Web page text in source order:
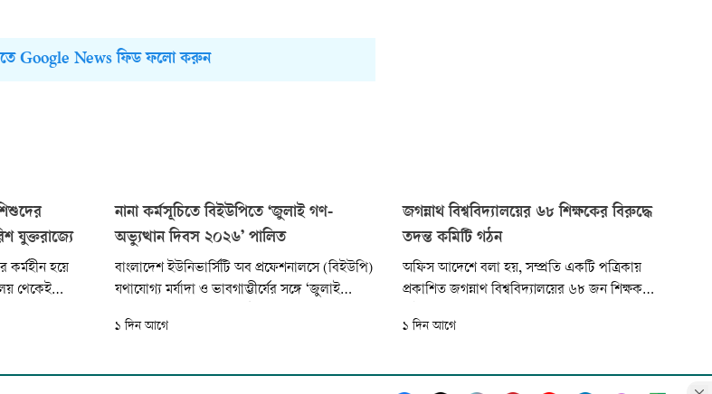
Google News ফিড ফলো করুন
যুক্তরাজ্যে
কর্মহীন হয়ে
থেকেই
কমিশন।
নানা কর্মসূচিতে বিইউপিতে ‘জুলাই গণ-
অভ্যুত্থান দিবস ২০২৬’ পালিত
বাংলাদেশ ইউনিভার্সিটি অব প্রফেশনালসে (বিইউপি)
যথাযোগ্য মর্যাদা ও ভাবগাম্ভীর্যের সঙ্গে ‘জুলাই
উপলক্ষে বিশ্ববিদ্যালয়ে রচনা, কবিতা ও চিত্রাঙ্কন
মোনাজাত এবং শহীদ শিক্ষার্থীদের পরিবারের
১ দিন আগে
জগন্নাথ বিশ্ববিদ্যালয়ের ৬৮ শিক্ষকের বিরুদ্ধে
তদন্ত কমিটি গঠন
অফিস আদেশে বলা হয়, সম্প্রতি একটি পত্রিকায়
প্রকাশিত জগন্নাথ বিশ্ববিদ্যালয়ের ৬৮ জন শিক্ষক
অভিযোগসংবলিত প্রতিবেদনের বিষয়ে তদন্ত করে
করা হয়েছে।
১ দিন আগে